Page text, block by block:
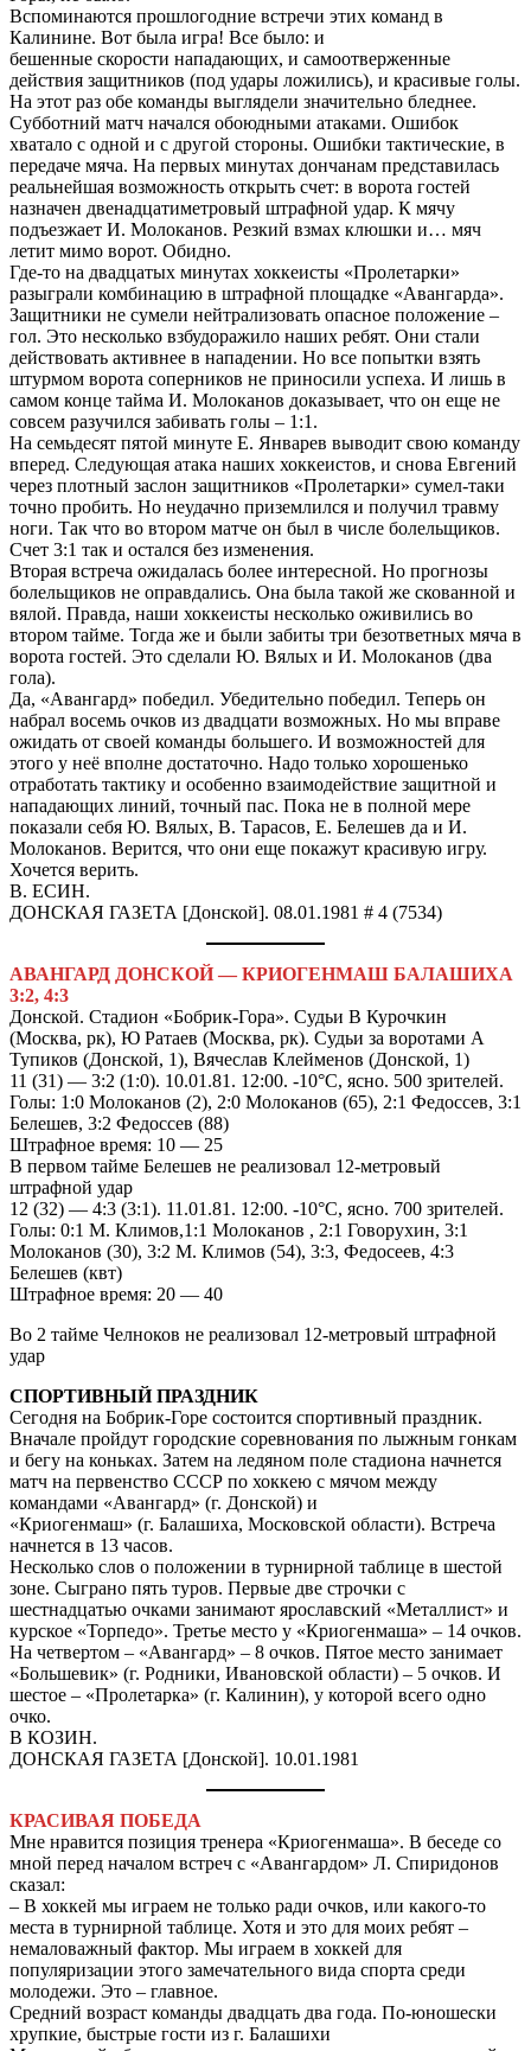
Вспоминаются прошлогодние встречи этих команд в
Калинине. Вот была игра! Все было: и
бешенные скорости нападающих, и самоотверженные
действия защитников (под удары ложились), и красивые голы.
На этот раз обе команды выглядели значительно бледнее.
Субботний матч начался обоюдными атаками. Ошибок
хватало с одной и с другой стороны. Ошибки тактические, в
передаче мяча. На первых минутах дончанам представилась
реальнейшая возможность открыть счет: в ворота гостей
назначен двенадцатиметровый штрафной удар. К мячу
подъезжает И. Молоканов. Резкий взмах клюшки и… мяч
летит мимо ворот. Обидно.
Где-то на двадцатых минутах хоккеисты «Пролетарки»
разыграли комбинацию в штрафной площадке «Авангарда».
Защитники не сумели нейтрализовать опасное положение –
гол. Это несколько взбудоражило наших ребят. Они стали
действовать активнее в нападении. Но все попытки взять
штурмом ворота соперников не приносили успеха. И лишь в
самом конце тайма И. Молоканов доказывает, что он еще не
совсем разучился забивать голы – 1:1.
На семьдесят пятой минуте Е. Январев выводит свою команду
вперед. Следующая атака наших хоккеистов, и снова Евгений
через плотный заслон защитников «Пролетарки» сумел-таки
точно пробить. Но неудачно приземлился и получил травму
ноги. Так что во втором матче он был в числе болельщиков.
Счет 3:1 так и остался без изменения.
Вторая встреча ожидалась более интересной. Но прогнозы
болельщиков не оправдались. Она была такой же скованной и
вялой. Правда, наши хоккеисты несколько оживились во
втором тайме. Тогда же и были забиты три безответных мяча в
ворота гостей. Это сделали Ю. Вялых и И. Молоканов (два
гола).
Да, «Авангард» победил. Убедительно победил. Теперь он
набрал восемь очков из двадцати возможных. Но мы вправе
ожидать от своей команды большего. И возможностей для
этого у неё вполне достаточно. Надо только хорошенько
отработать тактику и особенно взаимодействие защитной и
нападающих линий, точный пас. Пока не в полной мере
показали себя Ю. Вялых, В. Тарасов, Е. Белешев да и И.
Молоканов. Верится, что они еще покажут красивую игру.
Хочется верить.
В. ЕСИН.
ДОНСКАЯ ГАЗЕТА [Донской]. 08.01.1981 # 4 (7534)
АВАНГАРД ДОНСКОЙ — КРИОГЕНМАШ БАЛАШИХА
3:2, 4:3
Донской. Стадион «Бобрик-Гора». Судьи В Курочкин
(Москва, рк), Ю Ратаев (Москва, рк). Судьи за воротами А
Тупиков (Донской, 1), Вячеслав Клейменов (Донской, 1)
11 (31) — 3:2 (1:0). 10.01.81. 12:00. -10°С, ясно. 500 зрителей.
Голы: 1:0 Молоканов (2), 2:0 Молоканов (65), 2:1 Федоссев, 3:1
Белешев, 3:2 Федоссев (88)
Штрафное время: 10 — 25
В первом тайме Белешев не реализовал 12-метровый
штрафной удар
12 (32) — 4:3 (3:1). 11.01.81. 12:00. -10°С, ясно. 700 зрителей.
Голы: 0:1 М. Климов,1:1 Молоканов , 2:1 Говорухин, 3:1
Молоканов (30), 3:2 М. Климов (54), 3:3, Федосеев, 4:3
Белешев (квт)
Штрафное время: 20 — 40
Во 2 тайме Челноков не реализовал 12-метровый штрафной
удар
СПОРТИВНЫЙ ПРАЗДНИК
Сегодня на Бобрик-Горе состоится спортивный праздник.
Вначале пройдут городские соревнования по лыжным гонкам
и бегу на коньках. Затем на ледяном поле стадиона начнется
матч на первенство СССР по хоккею с мячом между
командами «Авангард» (г. Донской) и
«Криогенмаш» (г. Балашиха, Московской области). Встреча
начнется в 13 часов.
Несколько слов о положении в турнирной таблице в шестой
зоне. Сыграно пять туров. Первые две строчки с
шестнадцатью очками занимают ярославский «Металлист» и
курское «Торпедо». Третье место у «Криогенмаша» – 14 очков.
На четвертом – «Авангард» – 8 очков. Пятое место занимает
«Большевик» (г. Родники, Ивановской области) – 5 очков. И
шестое – «Пролетарка» (г. Калинин), у которой всего одно
очко.
В КОЗИН.
ДОНСКАЯ ГАЗЕТА [Донской]. 10.01.1981
КРАСИВАЯ ПОБЕДА
Мне нравится позиция тренера «Криогенмаша». В беседе со
мной перед началом встреч с «Авангардом» Л. Спиридонов
сказал:
– В хоккей мы играем не только ради очков, или какого-то
места в турнирной таблице. Хотя и это для моих ребят –
немаловажный фактор. Мы играем в хоккей для
популяризации этого замечательного вида спорта среди
молодежи. Это – главное.
Средний возраст команды двадцать два года. По-юношески
хрупкие, быстрые гости из г. Балашихи